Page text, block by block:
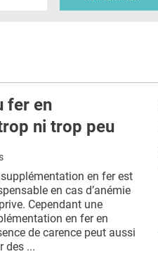
fer en
ni trop peu
supplémentation en fer est
en cas d’anémie
Cependant une
en fer en
de carence peut aussi
des ...